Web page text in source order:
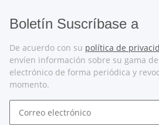
Boletín Suscríbase a
De acuerdo con su política de
envíen información sobre su gama
electrónico de forma periódica y
momento.